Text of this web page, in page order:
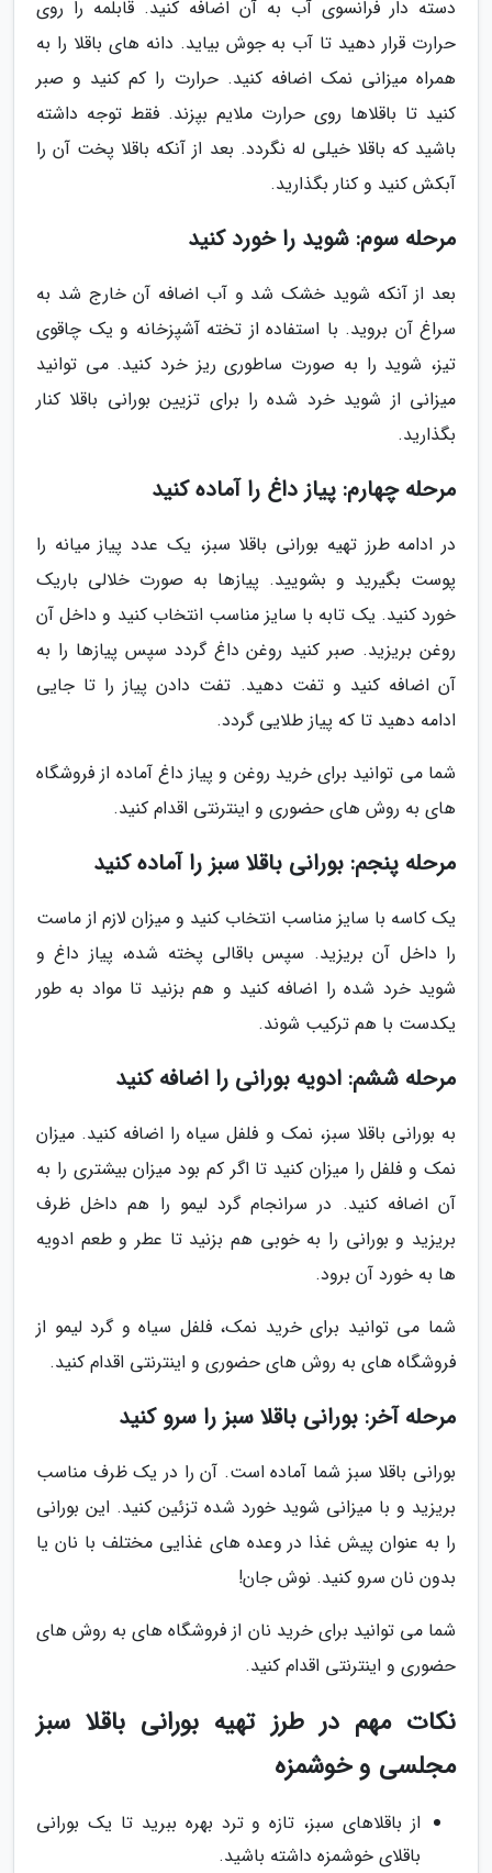
دسته دار فرانسوی آب به آن اضافه کنید. قابلمه را روی
حرارت قرار دهید تا آب به جوش بیاید. دانه های باقلا را به
همراه میزانی نمک اضافه کنید. حرارت را کم کنید و صبر
کنید تا باقلاها روی حرارت ملایم بپزند. فقط توجه داشته
باشید که باقلا خیلی له نگردد. بعد از آنکه باقلا پخت آن را
آبکش کنید و کنار بگذارید.
مرحله سوم: شوید را خورد کنید
بعد از آنکه شوید خشک شد و آب اضافه آن خارج شد به
سراغ آن بروید. با استفاده از تخته آشپزخانه و یک چاقوی
تیز، شوید را به صورت ساطوری ریز خرد کنید. می توانید
میزانی از شوید خرد شده را برای تزیین بورانی باقلا کنار
بگذارید.
مرحله چهارم: پیاز داغ را آماده کنید
در ادامه طرز تهیه بورانی باقلا سبز، یک عدد پیاز میانه را
پوست بگیرید و بشویید. پیازها به صورت خلالی باریک
خورد کنید. یک تابه با سایز مناسب انتخاب کنید و داخل آن
روغن بریزید. صبر کنید روغن داغ گردد سپس پیازها را به
آن اضافه کنید و تفت دهید. تفت دادن پیاز را تا جایی
ادامه دهید تا که پیاز طلایی گردد.
شما می توانید برای خرید روغن و پیاز داغ آماده از فروشگاه
های به روش های حضوری و اینترنتی اقدام کنید.
مرحله پنجم: بورانی باقلا سبز را آماده کنید
یک کاسه با سایز مناسب انتخاب کنید و میزان لازم از ماست
را داخل آن بریزید. سپس باقالی پخته شده، پیاز داغ و
شوید خرد شده را اضافه کنید و هم بزنید تا مواد به طور
یکدست با هم ترکیب شوند.
مرحله ششم: ادویه بورانی را اضافه کنید
به بورانی باقلا سبز، نمک و فلفل سیاه را اضافه کنید. میزان
نمک و فلفل را میزان کنید تا اگر کم بود میزان بیشتری را به
آن اضافه کنید. در سرانجام گرد لیمو را هم داخل ظرف
بریزید و بورانی را به خوبی هم بزنید تا عطر و طعم ادویه
ها به خورد آن برود.
شما می توانید برای خرید نمک، فلفل سیاه و گرد لیمو از
فروشگاه های به روش های حضوری و اینترنتی اقدام کنید.
مرحله آخر: بورانی باقلا سبز را سرو کنید
بورانی باقلا سبز شما آماده است. آن را در یک ظرف مناسب
بریزید و با میزانی شوید خورد شده تزئین کنید. این بورانی
را به عنوان پیش غذا در وعده های غذایی مختلف با نان یا
بدون نان سرو کنید. نوش جان!
شما می توانید برای خرید نان از فروشگاه های به روش های
حضوری و اینترنتی اقدام کنید.
نکات مهم در طرز تهیه بورانی باقلا سبز
مجلسی و خوشمزه
از باقلاهای سبز، تازه و ترد بهره ببرید تا یک بورانی
باقلای خوشمزه داشته باشید.